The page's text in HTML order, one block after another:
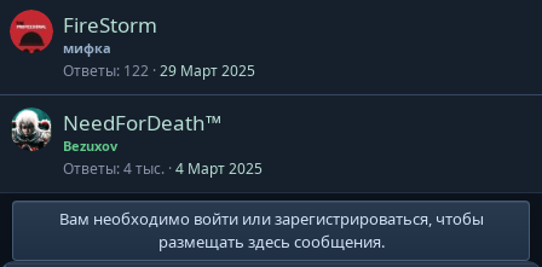
FireStorm
мифка
Ответы 122 29 Март 2025
NeedForDeath™
Bezuxov
Ответы 4 тыс. 4 Март 2025
Вам необходимо войти или зарегистрироваться, чтобы
размещать здесь сообщения.